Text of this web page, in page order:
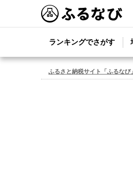
ランキングでさがす
ふるさと納税サイト「ふるなび」